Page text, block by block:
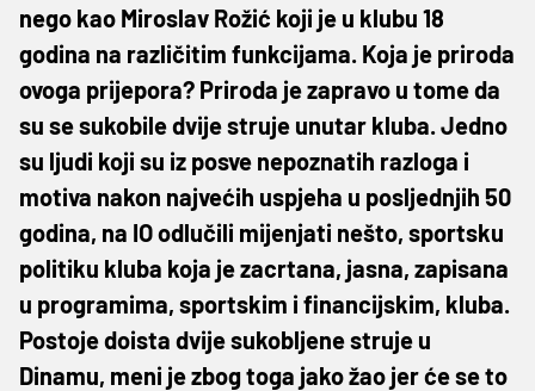
nego kao Miroslav Rožić koji je u klubu 18
godina na različitim funkcijama. Koja je priroda
ovoga prijepora? Priroda je zapravo u tome da
su se sukobile dvije struje unutar kluba. Jedno
su ljudi koji su iz posve nepoznatih razloga i
motiva nakon najvećih uspjeha u posljednjih 50
godina, na IO odlučili mijenjati nešto, sportsku
politiku kluba koja je zacrtana, jasna, zapisana
u programima, sportskim i financijskim, kluba.
Postoje doista dvije sukobljene struje u
Dinamu, meni je zbog toga jako žao jer će se to